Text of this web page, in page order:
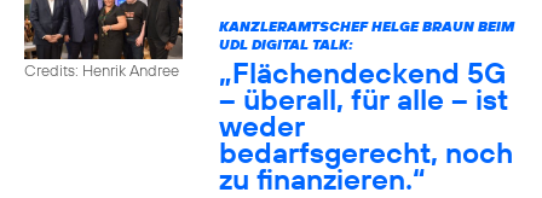
Credits: Henrik Andree
KANZLERAMTSCHEF HELGE BRAUN BEIM
UDL DIGITAL TALK:
„Flächendeckend 5G
– überall, für alle – ist
weder
bedarfsgerecht, noch
zu finanzieren.“